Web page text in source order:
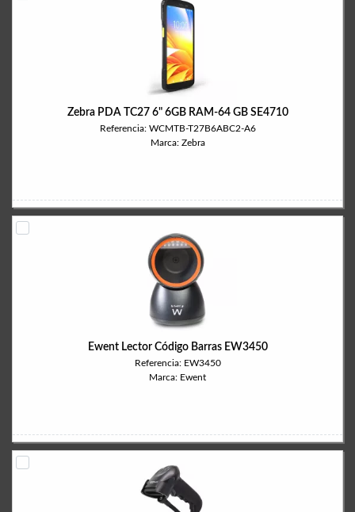
Zebra PDA TC27 6" 6GB RAM-64 GB SE4710
Referencia: WCMTB-T27B6ABC2-A6
Marca: Zebra
Ewent Lector Código Barras EW3450
Referencia: EW3450
Marca: Ewent